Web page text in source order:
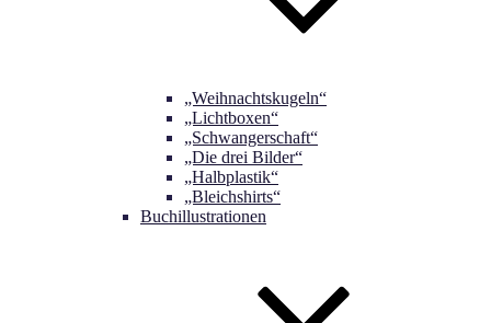
„Weihnachtskugeln“
„Lichtboxen“
„Schwangerschaft“
„Die drei Bilder“
„Halbplastik“
„Bleichshirts“
Buchillustrationen